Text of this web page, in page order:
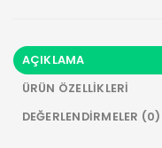
AÇIKLAMA
ÜRÜN ÖZELLIKLERI
DEĞERLENDIRMELER (0)